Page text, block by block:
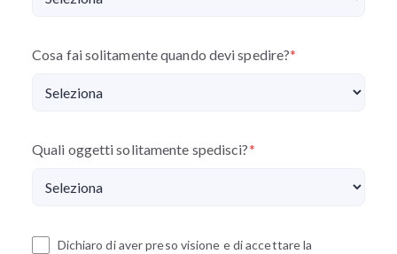
Cosa fai solitamente quando devi spedire?*
Quali oggetti solitamente spedisci?*
Dichiaro di aver preso visione e di accettare la